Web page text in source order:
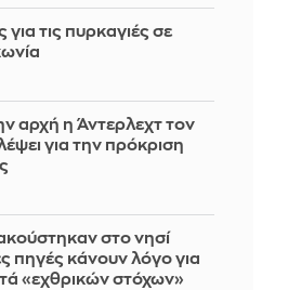
τις πυρκαγιές σε
αρχή η Άντερλεχτ τον
για την πρόκριση
στο νησί
πηγές κάνουν λόγο για
«εχθρικών στόχων»